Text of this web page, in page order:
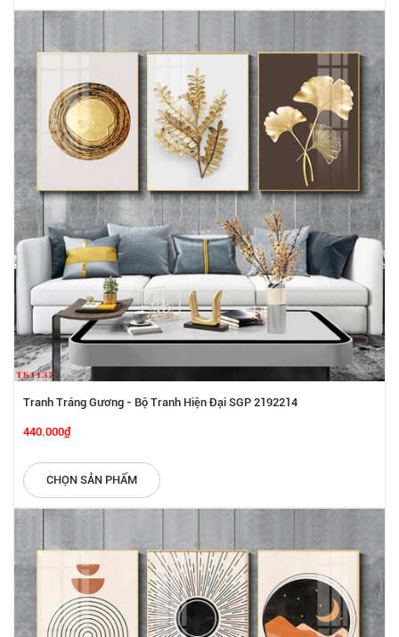
Tranh Tráng Gương - Bộ Tranh Hiện Đại SGP 2192214
440.000₫
CHỌN SẢN PHẨM